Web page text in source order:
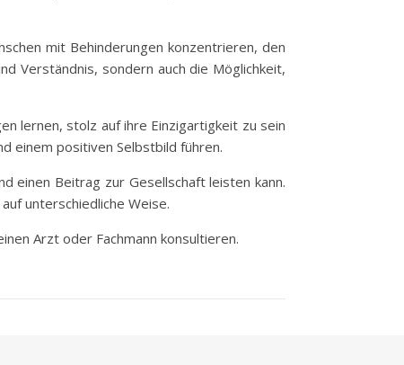
mit Behinderungen konzentrieren, den
Verständnis, sondern auch die Möglichkeit,
lernen, stolz auf ihre Einzigartigkeit zu sein
einem positiven Selbstbild führen.
einen Beitrag zur Gesellschaft leisten kann.
unterschiedliche Weise.
Arzt oder Fachmann konsultieren.